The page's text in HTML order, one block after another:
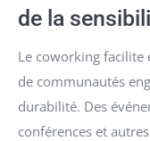
de la
Le coworking facilite
de communautés
durabilité. Des
conférences et